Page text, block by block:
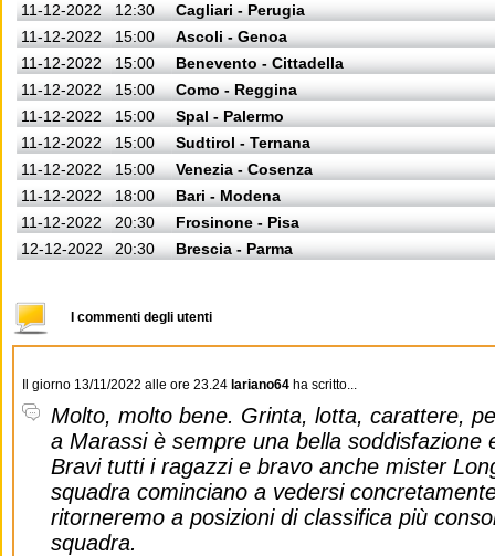
11-12-2022 12:30
Cagliari - Perugia
11-12-2022
15:00
Ascoli - Genoa
11-12-2022
15:00
Benevento - Cittadella
11-12-2022
15:00
Como - Reggina
11-12-2022
15:00
Spal - Palermo
11-12-2022
15:00
Sudtirol - Ternana
11-12-2022
15:00
Venezia - Cosenza
11-12-2022
18:00
Bari - Modena
11-12-2022
20:30
Frosinone - Pisa
12-12-2022
20:30 Brescia - Parma
I commenti degli utenti
Il giorno 13/11/2022 alle ore 23.24 lariano64 ha scritto...
Molto, molto bene. Grinta, lotta, carattere,
a Marassi è sempre una bella soddisfazione
Bravi tutti i ragazzi e bravo anche mister
squadra cominciano a vedersi
ritorneremo a posizioni di classifica più
squadra.